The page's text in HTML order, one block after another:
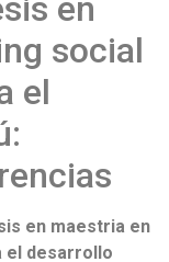
en
social
el
en maestria en
el desarrollo